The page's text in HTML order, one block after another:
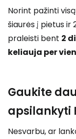
Norint pažinti
šiaurės į pietus ir
praleisti bent 2
keliauja per
Gaukite
apsilankyti
Nesvarbu, ar